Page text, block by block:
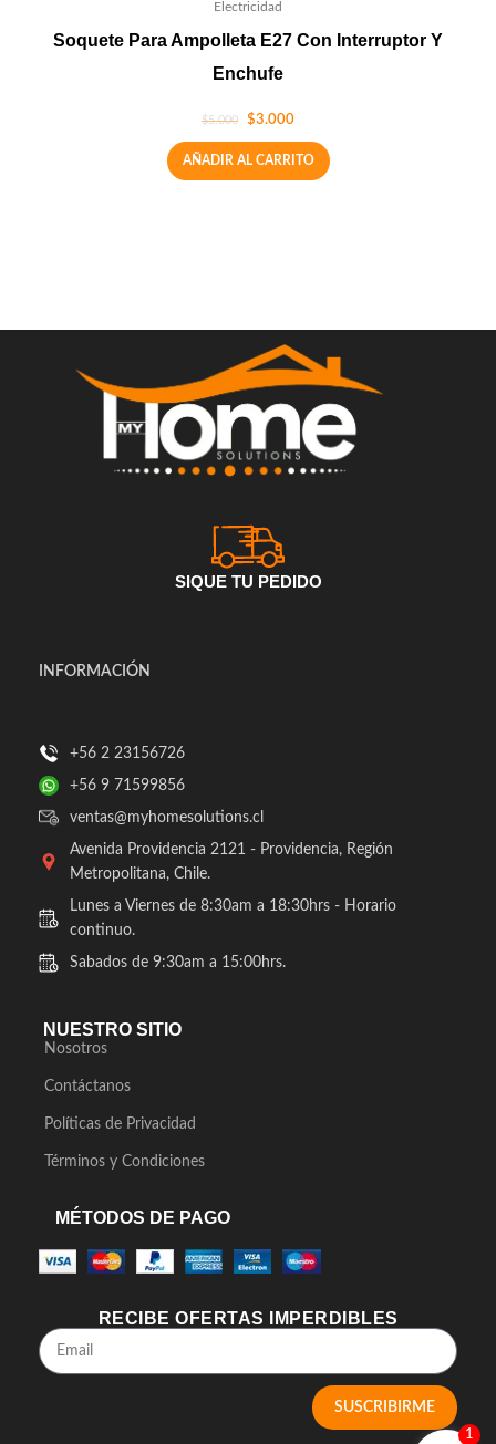
Electricidad
Soquete Para Ampolleta E27 Con Interruptor Y
Enchufe
$5.000 $3.000
AÑADIR AL CARRITO
SIQUE TU PEDIDO
INFORMACIÓN
+56 2 23156726
+56 9 71599856
ventas@myhomesolutions.cl
Avenida Providencia 2121 - Providencia, Región
Metropolitana, Chile.
Lunes a Viernes de 8:30am a 18:30hrs - Horario
continuo.
Sabados de 9:30am a 15:00hrs.
NUESTRO SITIO
Nosotros
Contáctanos
Políticas de Privacidad
Términos y Condiciones
MÉTODOS DE PAGO
RECIBE OFERTAS IMPERDIBLES
SUSCRIBIRME
1